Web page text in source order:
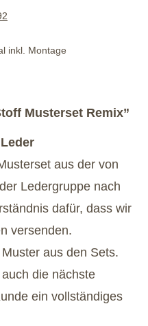
inkl. Montage
Musterset Remix”
aus der von
Ledergruppe nach
dafür, dass wir
versenden.
aus den Sets.
die nächste
ein vollständiges